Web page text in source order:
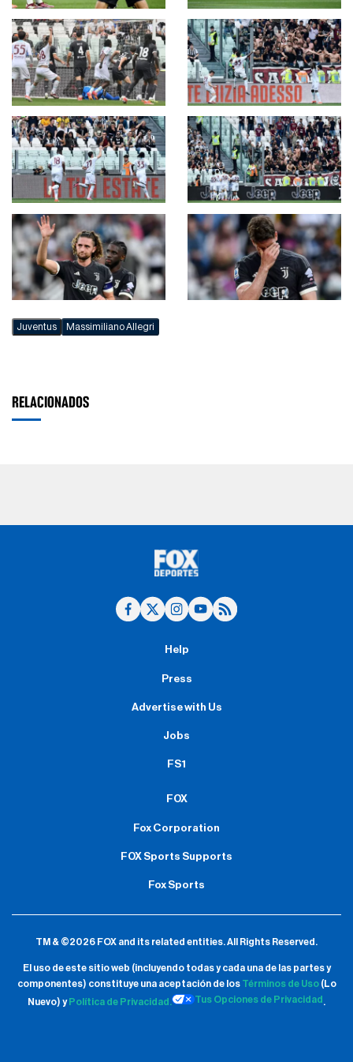
Juventus Massimiliano Allegri
RELACIONADOS
Help
Press
Advertise with Us
Jobs
FS1
FOX
Fox Corporation
FOX Sports Supports
Fox Sports
TM & ©2026 FOX and its related entities.All Rights Reserved.
El uso de este sitio web (incluyendo todas y cada una de las partes y
componentes) constituye una aceptación de los Términos de Uso(Lo
Nuevo) y Política de Privacidad. Tus Opciones de Privacidad .